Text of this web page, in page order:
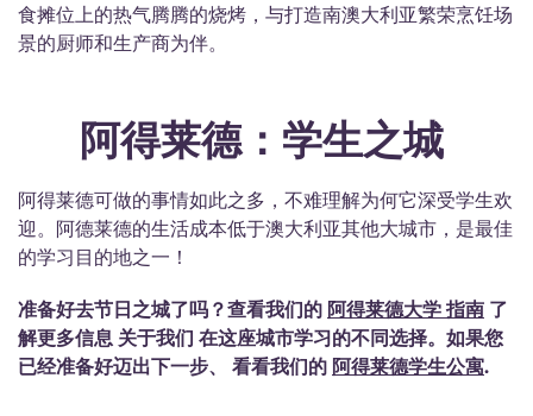
食摊位上的热气腾腾的烧烤，与打造南澳大利亚繁荣烹饪场
景的厨师和生产商为伴。
阿得莱德：学生之城
阿得莱德可做的事情如此之多，不难理解为何它深受学生欢
迎。阿德莱德的生活成本低于澳大利亚其他大城市，是最佳
的学习目的地之一！
准备好去节日之城了吗？查看我们的 阿得莱德大学 指南 了
解更多信息 关于我们 在这座城市学习的不同选择。如果您
已经准备好迈出下一步、 看看我们的 阿得莱德学生公寓.